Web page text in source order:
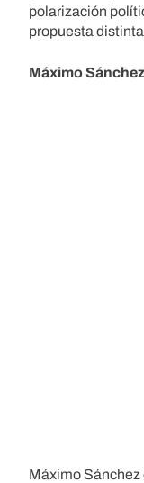
polarización
propuesta
Máximo
Máximo Sánchez